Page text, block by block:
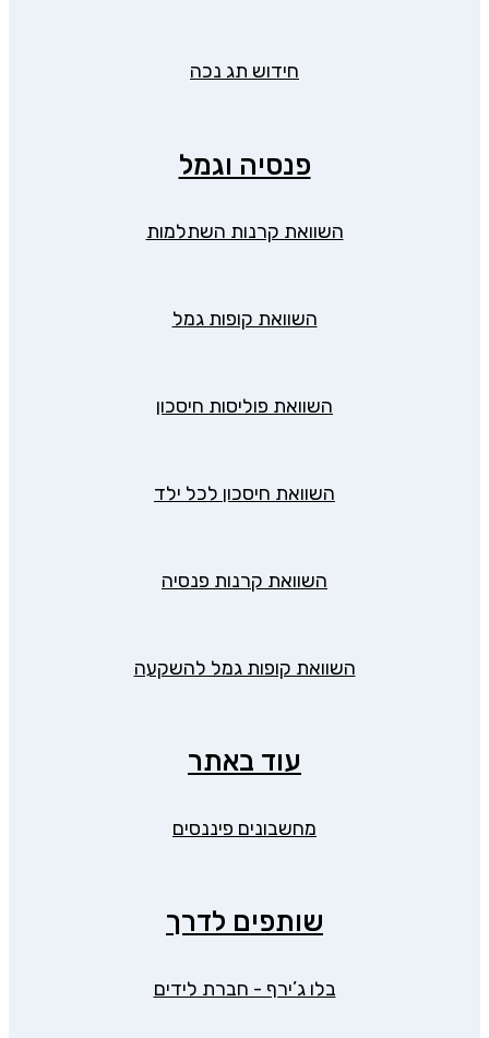
חידוש תג נכה
פנסיה וגמל
השוואת קרנות השתלמות
השוואת קופות גמל
השוואת פוליסות חיסכון
השוואת חיסכון לכל ילד
השוואת קרנות פנסיה
השוואת קופות גמל להשקעה
עוד באתר
מחשבונים פיננסים
שותפים לדרך
בלו ג’ירף - חברת לידים